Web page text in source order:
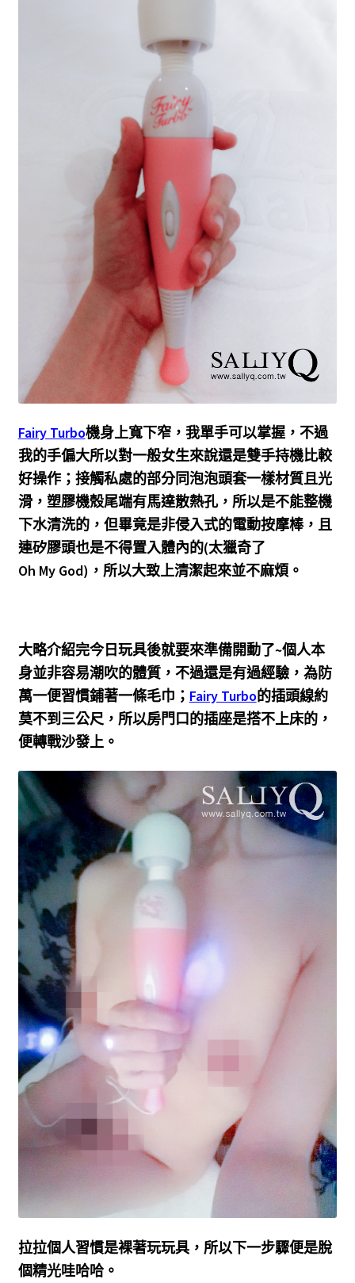
Fairy Turbo機身上寬下窄，我單手可以掌握，不過
我的手偏大所以對一般女生來說還是雙手持機比較
好操作；接觸私處的部分同泡泡頭套一樣材質且光
滑，塑膠機殼尾端有馬達散熱孔，所以是不能整機
下水清洗的，但畢竟是非侵入式的電動按摩棒，且
連矽膠頭也是不得置入體內的(太獵奇了
Oh My God)，所以大致上清潔起來並不麻煩。
大略介紹完今日玩具後就要來準備開動了~個人本
身並非容易潮吹的體質，不過還是有過經驗，為防
萬一便習慣鋪著一條毛巾； Fairy Turbo的插頭線約
莫不到三公尺，所以房門口的插座是搭不上床的，
便轉戰沙發上。
拉拉個人習慣是裸著玩玩具，所以下一步驟便是脫
個精光哇哈哈。